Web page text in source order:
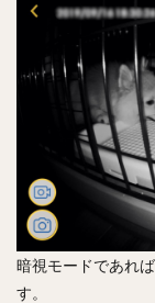
暗視モードであれ
す。